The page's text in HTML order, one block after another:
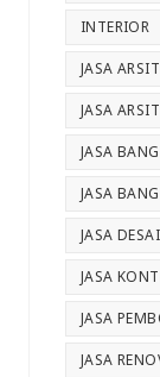
INTERIOR
JASA
JASA
JASA
JASA
JASA
JASA
JASA
JASA